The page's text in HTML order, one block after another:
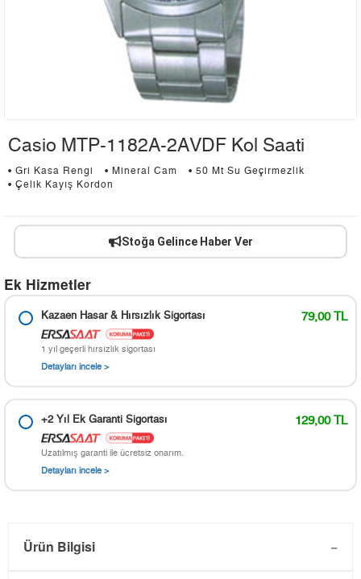
Casio MTP-1182A-2AVDF Kol Saati
• Gri Kasa Rengi • Mineral Cam
• 50 Mt Su Geçirmezlik
• Çelik Kayış Kordon
Stoğa Gelince Haber Ver
Ek Hizmetler
Kazaen Hasar & Hırsızlık Sigortası 79,00 TL
1 yıl geçerli hırsızlık sigortası
Detayları incele >
+2 Yıl Ek Garanti Sigortası 129,00 TL
Uzatılmış garanti ile ücretsiz onarım.
Detayları incele >
Ürün Bilgisi